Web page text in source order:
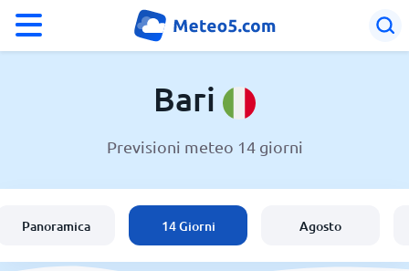
Svizzera
Bari
Previsioni meteo 14 giorni
Panoramica 14 Giorni Agosto